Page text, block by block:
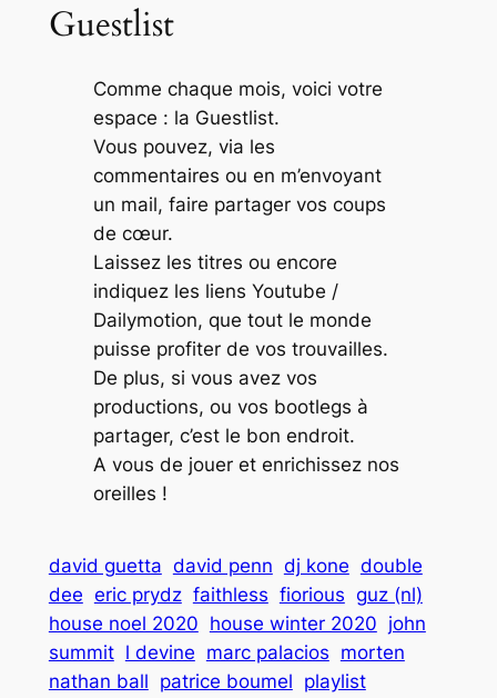
Guestlist
Comme chaque mois, voici votre
espace : la Guestlist.
Vous pouvez, via les
commentaires ou en m’envoyant
un mail, faire partager vos coups
de cœur.
Laissez les titres ou encore
indiquez les liens Youtube /
Dailymotion, que tout le monde
puisse profiter de vos trouvailles.
De plus, si vous avez vos
productions, ou vos bootlegs à
partager, c’est le bon endroit.
A vous de jouer et enrichissez nos
oreilles !
david guetta david penn dj kone double
dee eric prydz faithless fiorious guz (nl)
house noel 2020 house winter 2020 john
summit l devine marc palacios morten
nathan ball patrice boumel playlist